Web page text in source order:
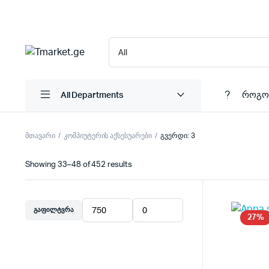
All Departments
მთავარი კომპიუტერის აქსესუარები გვერდი: 3
Showing 33–48 of 452 results
27%
ᲒᲐᲤᲘᲚᲢᲕᲠᲐ